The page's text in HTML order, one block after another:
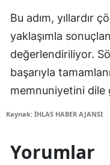
Bu adım, yıllardır
yaklaşımla
değerlendiriliyor.
başarıyla
memnuniyetini dile
Kaynak: İHLAS HABER AJANSI
Yorumlar